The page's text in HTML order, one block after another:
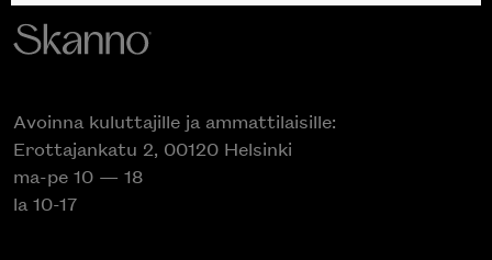
Avoinna kuluttajille ja ammattilaisille:
Erottajankatu 2, 00120 Helsinki
ma-pe 10 — 18
la 10-17